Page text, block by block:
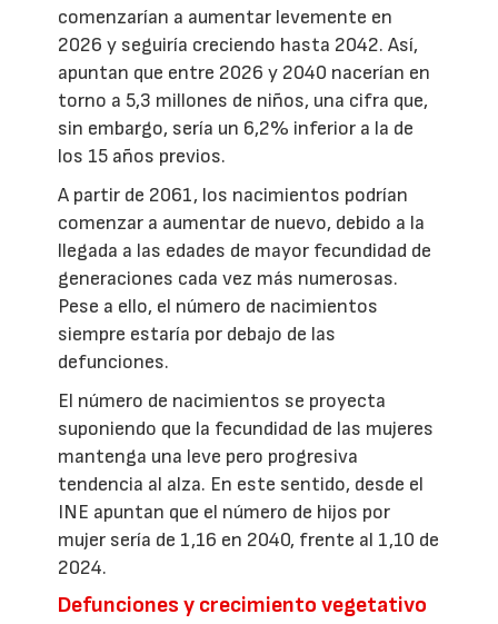
comenzarían a aumentar levemente en
2026 y seguiría creciendo hasta 2042. Así,
apuntan que entre 2026 y 2040 nacerían en
torno a 5,3 millones de niños, una cifra que,
sin embargo, sería un 6,2% inferior a la de
los 15 años previos.
A partir de 2061, los nacimientos podrían
comenzar a aumentar de nuevo, debido a la
llegada a las edades de mayor fecundidad de
generaciones cada vez más numerosas.
Pese a ello, el número de nacimientos
siempre estaría por debajo de las
defunciones.
El número de nacimientos se proyecta
suponiendo que la fecundidad de las mujeres
mantenga una leve pero progresiva
tendencia al alza. En este sentido, desde el
INE apuntan que el número de hijos por
mujer sería de 1,16 en 2040, frente al 1,10 de
2024.
Defunciones y crecimiento vegetativo